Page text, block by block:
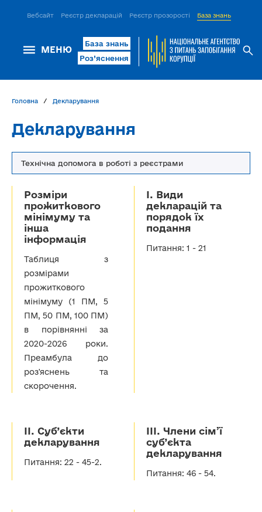
Вебсайт Реєстр декларацій Реєстр прозорості База знань
МЕНЮ
База знань
Роз’яснення
Головна Декларування
Декларування
Технічна допомога в роботі з реєстрами
Розміри
прожиткового
мінімуму та
інша
інформація
Таблиця з
розмірами
прожиткового
мінімуму (1 ПМ, 5
ПМ, 50 ПМ, 100 ПМ)
в порівнянні за
2020-2026 роки.
Преамбула до
роз'яснень та
скорочення.
І. Види
декларацій та
порядок їх
подання
Питання: 1 - 21
ІІ. Суб’єкти
декларування
Питання: 22 - 45-2.
ІІІ. Члени сім’ї
суб’єкта
декларування
Питання: 46 - 54.